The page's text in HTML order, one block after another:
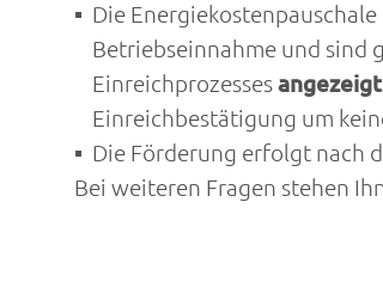
Die
Betriebseinnahme und sind
Einreichprozessesangezeigt
Einreichbestätigung um
Die Förderung erfolgt nach
Bei weiteren Fragen stehen